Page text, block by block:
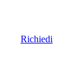
Richiedi